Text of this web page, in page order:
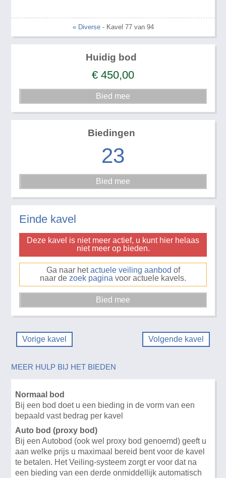
« Diverse- Kavel 77 van 94
Huidig bod
€ 450,00
Biedingen
23
Einde kavel
Deze kavel is niet meer actief, u kunt hier helaas
niet meer op bieden.
Ga naar hetactuele veiling aanbod of
naar de zoek pagina voor actuele kavels.
Vorige kavel Volgende kavel
MEER HULP BIJ HET BIEDEN
Normaal bod
Bij een bod doet u een bieding in de vorm van een
bepaald vast bedrag per kavel
Auto bod (proxy bod)
Bij een Autobod (ook wel proxy bod genoemd) geeft u
aan welke prijs u maximaal bereid bent voor de kavel
te betalen. Het Veiling-systeem zorgt er voor dat na
een bieding van een derde onmiddellijk automatisch